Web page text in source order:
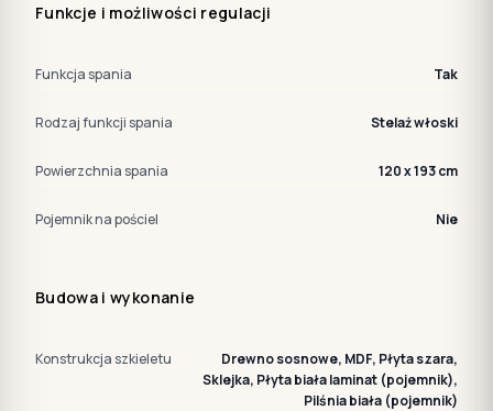
Funkcje i możliwości regulacji
Funkcja spania Tak
Rodzaj funkcji spania Stelaż włoski
Powierzchnia spania 120 x 193 cm
Pojemnik na pościel Nie
Budowa i wykonanie
Konstrukcja szkieletu
Drewno sosnowe, MDF, Płyta szara,
Sklejka, Płyta biała laminat (pojemnik),
Pilśnia biała (pojemnik)